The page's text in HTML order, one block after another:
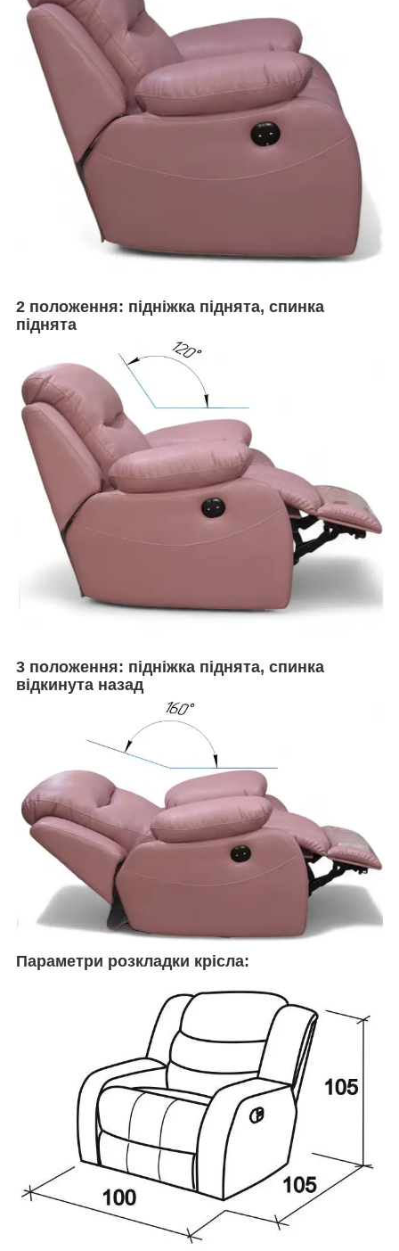
2 положення: підніжка піднята, спинка
піднята
3 положення: підніжка піднята, спинка
відкинута назад
Параметри розкладки крісла: